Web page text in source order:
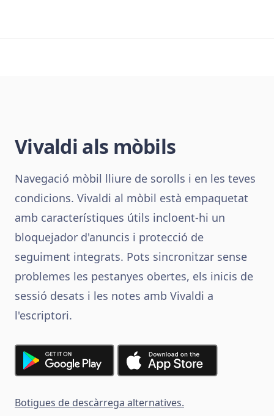
Vivaldi als mòbils
Navegació mòbil lliure de sorolls i en les teves
condicions. Vivaldi al mòbil està empaquetat
amb característiques útils incloent-hi un
bloquejador d'anuncis i protecció de
seguiment integrats. Pots sincronitzar sense
problemes les pestanyes obertes, els inicis de
sessió desats i les notes amb Vivaldi a
l'escriptori.
Botigues de descàrrega alternatives.